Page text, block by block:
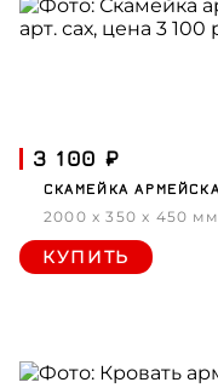
3 100 ₽
СКАМЕЙКА
2000 x 350 x 450 мм
КУПИТЬ